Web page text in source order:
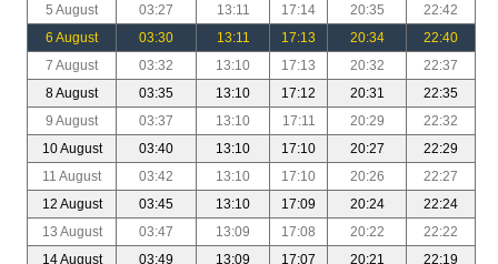
5 August
03:27 13:11 17:14 20:35
22:42
6 August
03:30 13:11 17:13 20:34
22:40
7 August
03:32 13:10 17:13 20:32
22:37
8 August
03:35 13:10 17:12 20:31
22:35
9 August
03:37 13:10 17:11 20:29
22:32
10 August
03:40 13:10 17:10 20:27
22:29
11 August
03:42 13:10 17:10 20:26
22:27
12 August
03:45 13:10 17:09 20:24
22:24
13 August
03:47 13:09 17:08 20:22
22:22
14 August
03:49 13:09 17:07 20:21 22:19